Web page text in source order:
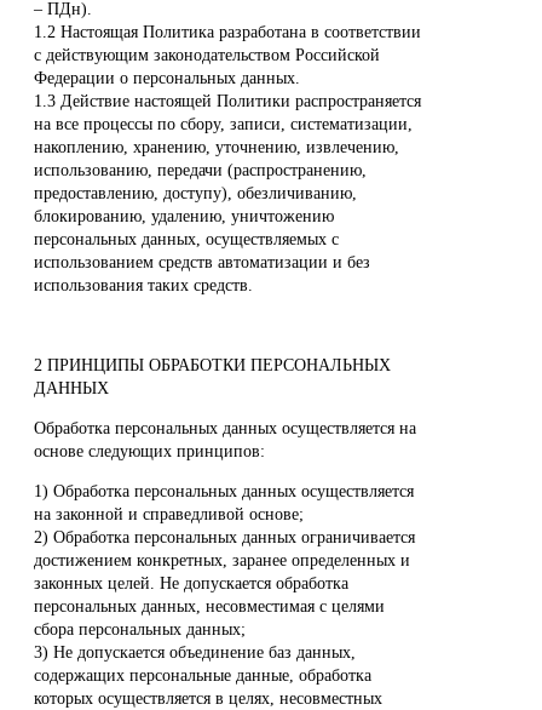
– ПДн).
1.2 Настоящая Политика разработана в соответствии
с действующим законодательством Российской
Федерации о персональных данных.
1.3 Действие настоящей Политики распространяется
на все процессы по сбору, записи, систематизации,
накоплению, хранению, уточнению, извлечению,
использованию, передачи (распространению,
предоставлению, доступу), обезличиванию,
блокированию, удалению, уничтожению
персональных данных, осуществляемых с
использованием средств автоматизации и без
использования таких средств.
2 ПРИНЦИПЫ ОБРАБОТКИ ПЕРСОНАЛЬНЫХ
ДАННЫХ
Обработка персональных данных осуществляется на
основе следующих принципов:
1) Обработка персональных данных осуществляется
на законной и справедливой основе;
2) Обработка персональных данных ограничивается
достижением конкретных, заранее определенных и
законных целей. Не допускается обработка
персональных данных, несовместимая с целями
сбора персональных данных;
3) Не допускается объединение баз данных,
содержащих персональные данные, обработка
которых осуществляется в целях, несовместных